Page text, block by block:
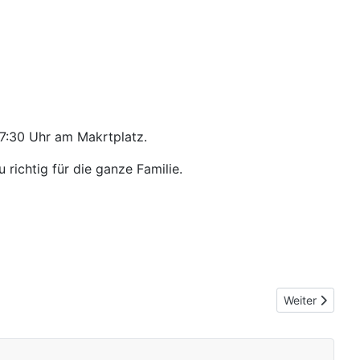
Uhr am Makrtplatz.
richtig für die ganze Familie.
Nächster
Weiter